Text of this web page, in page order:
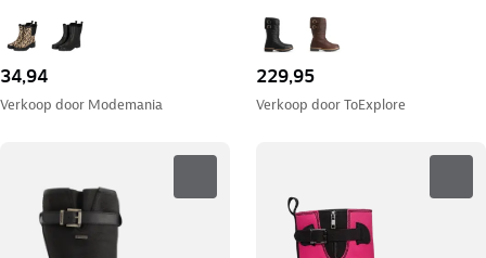
34,94
Verkoop door Modemania
229,95
Verkoop doorToExplore